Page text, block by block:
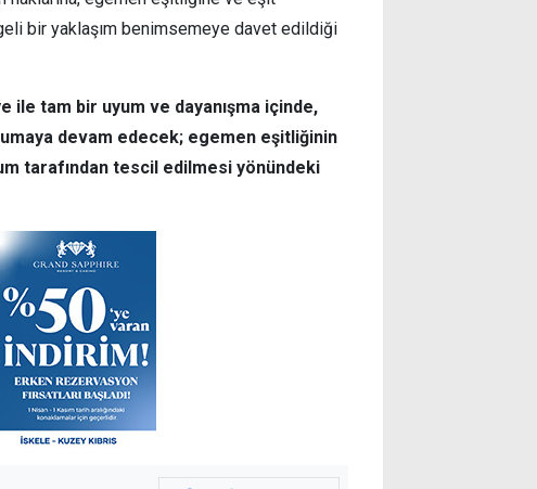
bir yaklaşım benimsemeye davet edildiği
ile tam bir uyum ve dayanışma içinde,
devam edecek; egemen eşitliğinin
tarafından tescil edilmesi yönündeki